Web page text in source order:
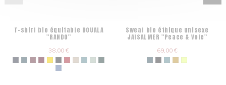
T-shirt bio équitable DOUALA
"RANDO"
38,00 €
Sweat bio éthique unisexe
JAISALMER "Peace & Vole"
69,00 €